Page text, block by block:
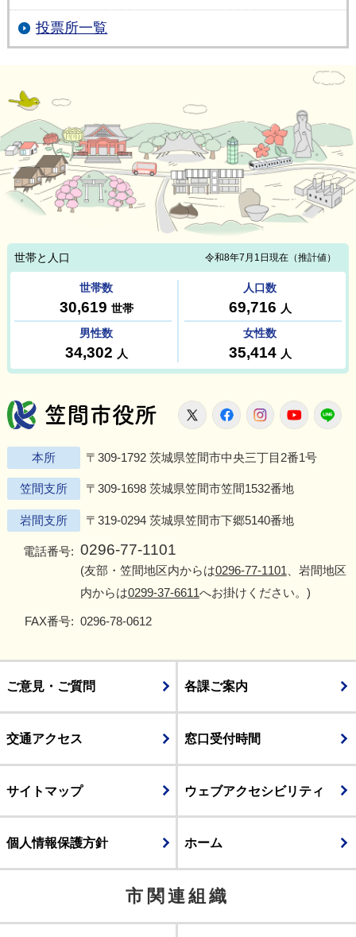
投票所一覧
笠間市役所
X FacebookInstagram
本所 〒309-1792 茨城県笠間市中央三丁目2番1号
笠間支所 〒309-1698 茨城県笠間市笠間1532番地
岩間支所 〒319-0294 茨城県笠間市下郷5140番地
電話番号: 0296-77-1101
(友部・笠間地区内からは0296-77-1101 、岩間地区
内からは0299-37-6611へお掛けください。)
FAX番号: 0296-78-0612
ご意見・ご質問 各課ご案内
交通アクセス 窓口受付時間
サイトマップ ウェブアクセシビリティ
個人情報保護方針 ホーム
市関連組織